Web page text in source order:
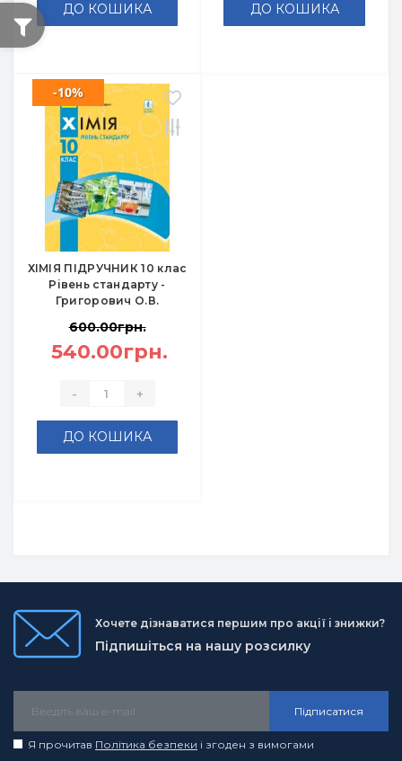
ДО КОШИКА ДО КОШИКА
ХІМІЯ ПІДРУЧНИК 10 клас
Рівень стандарту -
Григорович О.В.
-10%
600.00грн.
540.00грн.
- +
ДО КОШИКА
Хочете дізнаватися першим про акції і знижки?
Підпишіться на нашу розсилку
Підписатися
Я прочитав Політика безпеки і згоден з вимогами